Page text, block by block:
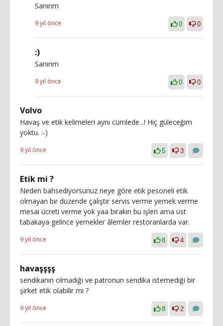
Sanırım
9 yıl önce 0 0
:)
Sanırım
9 yıl önce 0 0
Volvo
Havaş ve etik kelimeleri aynı cümlede...! Hiç güleceğim
yoktu. :-)
9 yıl önce 5 3
Etik mi ?
Neden bahsediyorsunuz neye göre etik pesoneli etik
olmayan bir düzende çalıştır servis verme yemek verme
mesai ücreti verme yok yaa bırakın bu işleri ama üst
tabakaya gelince yemekler âlemler restoranlarda var.
9 yıl önce 8 4
havaşşşş
sendikanın olmadığı ve patronun sendika istemediği bir
şirket etik olabilir mi ?
9 yıl önce 8 2